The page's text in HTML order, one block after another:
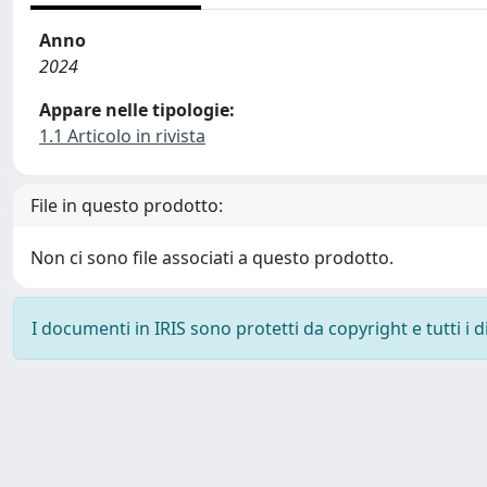
Anno
2024
Appare nelle tipologie:
1.1 Articolo in rivista
File in questo prodotto:
Non ci sono file associati a questo prodotto.
I documenti in IRIS sono protetti da copyright e tutti i